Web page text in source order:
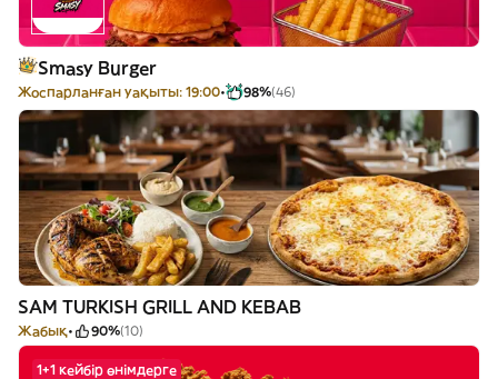
Smasy Burger
Жоспарланған уақыты: 19:00 98%(46)
SAM TURKISH GRILL AND KEBAB
Жабық 90%(10)
1+1 кейбір өнімдерге